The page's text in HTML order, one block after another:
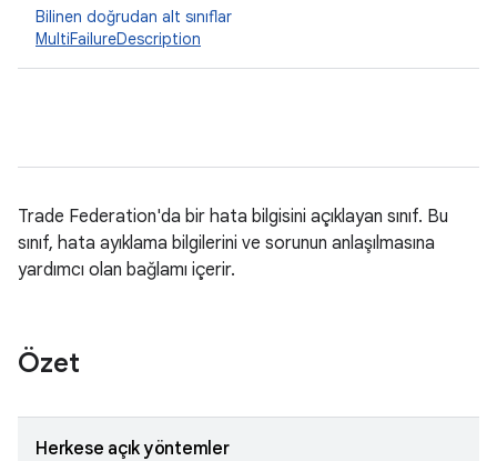
Bilinen doğrudan alt sınıflar
MultiFailureDescription
Trade Federation'da bir hata bilgisini açıklayan sınıf. Bu
sınıf, hata ayıklama bilgilerini ve sorunun anlaşılmasına
yardımcı olan bağlamı içerir.
Özet
Herkese açık yöntemler